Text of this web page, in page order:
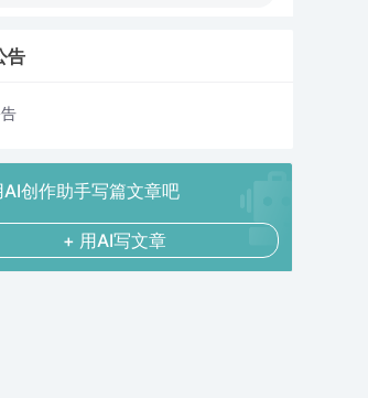
告
创作助手写篇文章吧
+ 用AI写文章